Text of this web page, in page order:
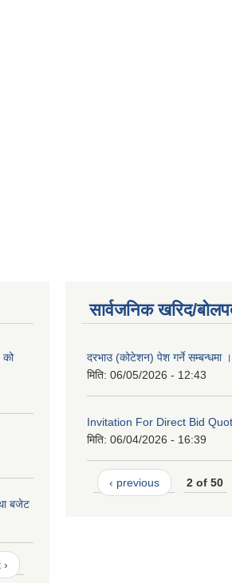
को
बजेट
सार्वजनिक खरिद/
दरभाउ (कोटेशन) पेश गर्ने सम्बन्धमा ।
मिति: 06/05/2026 - 12:43
Invitation For Direct Bid
मिति: 06/04/2026 - 16:39
‹ previous 2 of 50